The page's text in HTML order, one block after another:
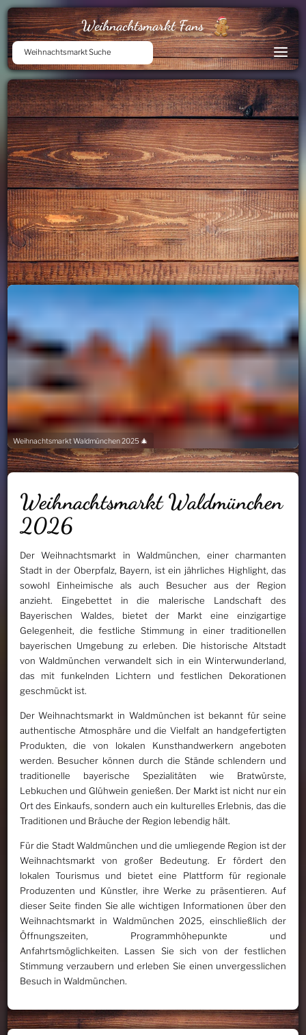
Weihnachtsmarkt Fans
Weihnachtsmarkt Suche
Weihnachtsmarkt Waldmünchen 2025 🎄
Weihnachtsmarkt Waldmünchen
2026
Der Weihnachtsmarkt in Waldmünchen, einer charmanten
Stadt in der Oberpfalz, Bayern, ist ein jährliches Highlight, das
sowohl Einheimische als auch Besucher aus der Region
anzieht. Eingebettet in die malerische Landschaft des
Bayerischen Waldes, bietet der Markt eine einzigartige
Gelegenheit, die festliche Stimmung in einer traditionellen
bayerischen Umgebung zu erleben. Die historische Altstadt
von Waldmünchen verwandelt sich in ein Winterwunderland,
das mit funkelnden Lichtern und festlichen Dekorationen
geschmückt ist.
Der Weihnachtsmarkt in Waldmünchen ist bekannt für seine
authentische Atmosphäre und die Vielfalt an handgefertigten
Produkten, die von lokalen Kunsthandwerkern angeboten
werden. Besucher können durch die Stände schlendern und
traditionelle bayerische Spezialitäten wie Bratwürste,
Lebkuchen und Glühwein genießen. Der Markt ist nicht nur ein
Ort des Einkaufs, sondern auch ein kulturelles Erlebnis, das die
Traditionen und Bräuche der Region lebendig hält.
Für die Stadt Waldmünchen und die umliegende Region ist der
Weihnachtsmarkt von großer Bedeutung. Er fördert den
lokalen Tourismus und bietet eine Plattform für regionale
Produzenten und Künstler, ihre Werke zu präsentieren. Auf
dieser Seite finden Sie alle wichtigen Informationen über den
Weihnachtsmarkt in Waldmünchen 2025, einschließlich der
Öffnungszeiten, Programmhöhepunkte und
Anfahrtsmöglichkeiten. Lassen Sie sich von der festlichen
Stimmung verzaubern und erleben Sie einen unvergesslichen
Besuch in Waldmünchen.